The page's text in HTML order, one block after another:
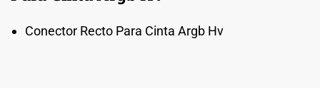
Conector Recto Para Cinta Argb Hv